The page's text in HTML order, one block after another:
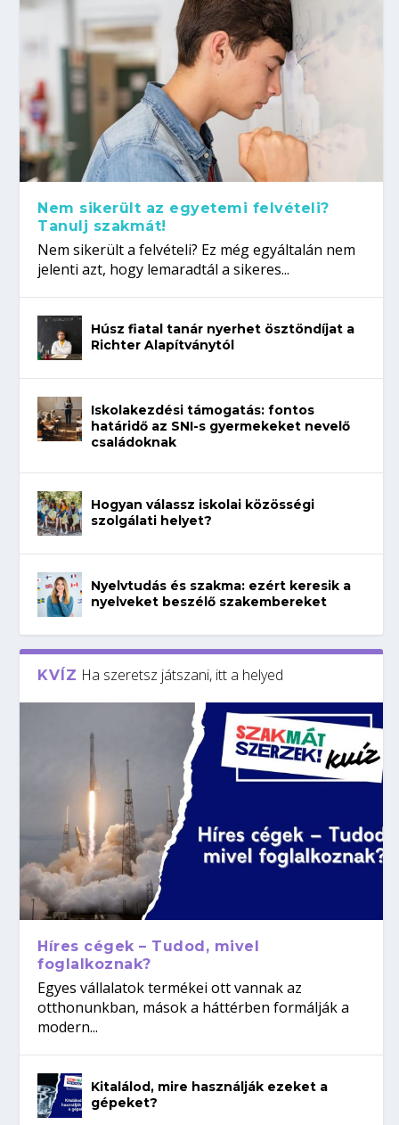
Nem sikerült az egyetemi felvételi?
Tanulj szakmát!
Nem sikerült a felvételi? Ez még egyáltalán nem
jelenti azt, hogy lemaradtál a sikeres...
Húsz fiatal tanár nyerhet ösztöndíjat a
Richter Alapítványtól
Iskolakezdési támogatás: fontos
határidő az SNI-s gyermekeket nevelő
családoknak
Hogyan válassz iskolai közösségi
szolgálati helyet?
Nyelvtudás és szakma: ezért keresik a
nyelveket beszélő szakembereket
KVÍZ Ha szeretsz játszani, itt a helyed
Híres cégek – Tudod, mivel
foglalkoznak?
Egyes vállalatok termékei ott vannak az
otthonunkban, mások a háttérben formálják a
modern...
Kitalálod, mire használják ezeket a
gépeket?